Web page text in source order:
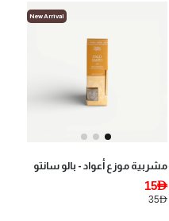
New Arrival
مشربية موزع أعواد - بالو سانتو
15AED
35AED